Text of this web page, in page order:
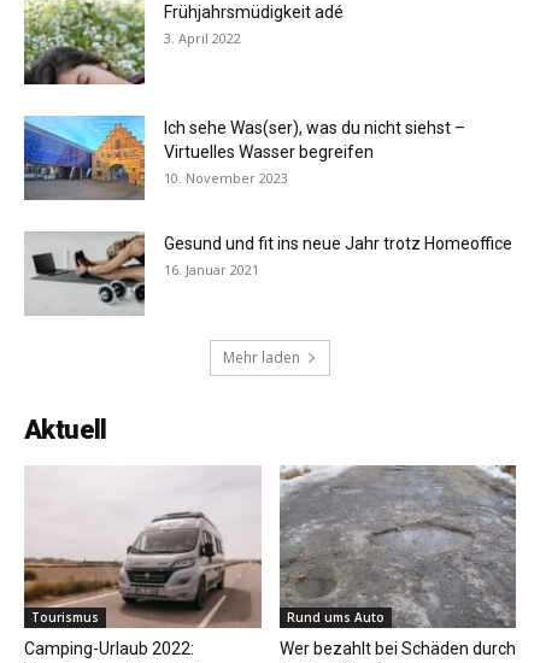
Frühjahrsmüdigkeit adé
3. April 2022
Ich sehe Was(ser), was du nicht siehst –
Virtuelles Wasser begreifen
10. November 2023
Gesund und fit ins neue Jahr trotz Homeoffice
16. Januar 2021
Mehr laden
Aktuell
Tourismus
Camping-Urlaub 2022:
Rund ums Auto
Wer bezahlt bei Schäden durch